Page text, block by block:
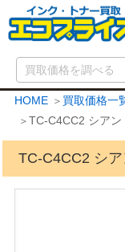
HOME
買取価格一
TC-C4CC2 シア
TC-C4CC2 シ